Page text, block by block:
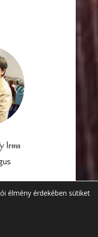
Irma
élmény érdekében sütiket